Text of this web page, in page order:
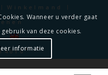
Winkelmand
Wanneer u verder gaat
van deze cookies.
informatie